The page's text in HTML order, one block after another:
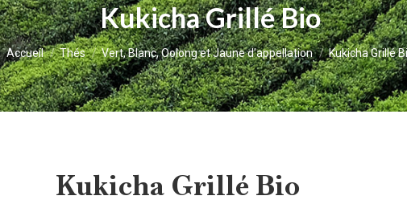
Kukicha Grillé Bio
Vous êtes ici :
Accueil Thés Vert, Blanc, Oolong et Jaune d'appellation Kukicha Grillé
Kukicha Grillé Bio